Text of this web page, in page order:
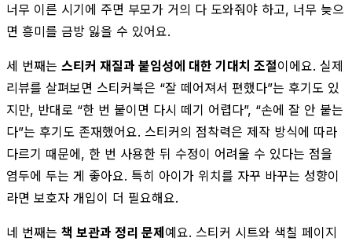
너무 이른 시기에 주면 부모가 거의 다 도와줘야 하고, 너무 늦으
면 흥미를 금방 잃을 수 있어요.
세 번째는 스티커 재질과 붙임성에 대한 기대치 조절이에요. 실제
리뷰를 살펴보면 스티커북은 “잘 떼어져서 편했다”는 후기도 있
지만, 반대로 “한 번 붙이면 다시 떼기 어렵다”, “손에 잘 안 붙는
다”는 후기도 존재했어요. 스티커의 점착력은 제작 방식에 따라
다르기 때문에, 한 번 사용한 뒤 수정이 어려울 수 있다는 점을
염두에 두는 게 좋아요. 특히 아이가 위치를 자꾸 바꾸는 성향이
라면 보호자 개입이 더 필요해요.
네 번째는 책 보관과 정리 문제예요. 스티커 시트와 색칠 페이지